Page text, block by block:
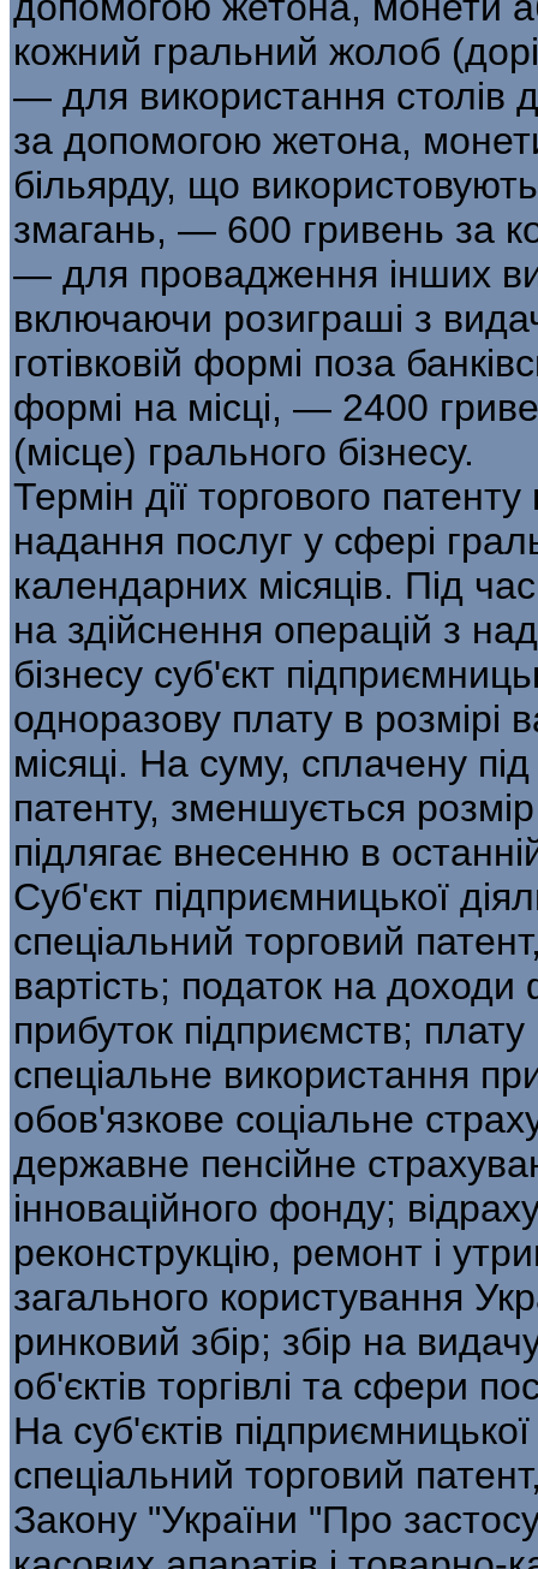
кожний гральний жолоб
— для використання столів
за допомогою жетона,
більярду, що
змагань, — 600 гривень за
— для провадження інших
включаючи розиграші з
готівковій формі поза
формі на місці, — 2400
(місце) грального бізнесу.
Термін дії торгового
надання послуг у сфері
календарних місяців. Під
на здійснення операцій з
бізнесу суб'єкт
одноразову плату в розмірі
місяці. На суму, сплачену
патенту, зменшується
підлягає внесенню в
Суб'єкт підприємницької
спеціальний торговий
вартість; податок на доходи
прибуток підприємств;
спеціальне використання
обов'язкове соціальне
державне пенсійне
інноваційного фонду;
реконструкцію, ремонт і
загального користування
ринковий збір; збір на
об'єктів торгівлі та сфери
На суб'єктів
спеціальний торговий
Закону "України "Про